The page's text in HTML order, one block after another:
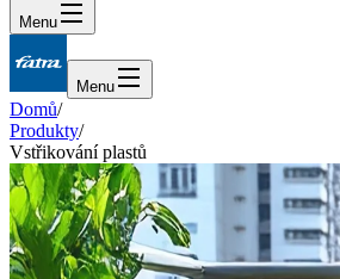
Menu
Menu
Domů/
Produkty/
Vstřikování plastů